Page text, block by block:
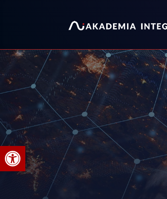
Otwórz pasek narzędzi